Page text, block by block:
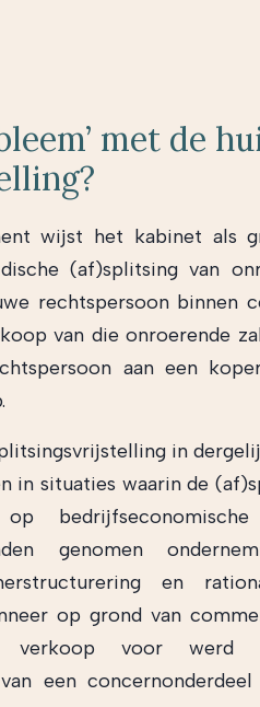
met de
wijst het kabinet als
(af)splitsing van
rechtspersoon binnen
van die onroerende
aan een
in
in situaties waarin de
genomen
en
op grond van
voor werd
een